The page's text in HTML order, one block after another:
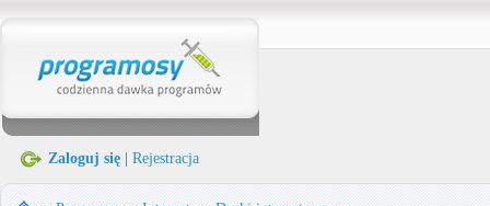
Zaloguj się Rejestracja